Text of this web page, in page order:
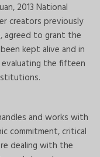
2013 National
creators previously
agreed to grant the
kept alive and in
the fifteen
and works with
commitment, critical
dealing with the